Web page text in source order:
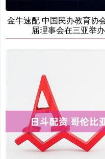
金牛速配 中国民办教育协
届理事会在三亚举